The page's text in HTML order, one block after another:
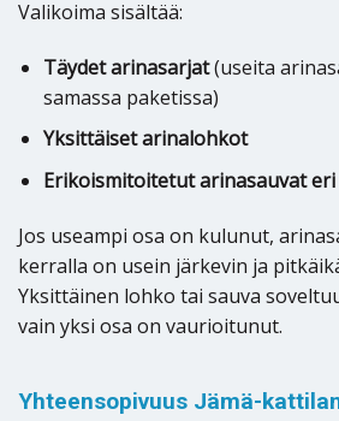
Valikoima sisältää:
Täydet arinasarjat(useita
samassa paketissa)
Yksittäiset arinalohkot
Erikoismitoitetut arinasauvat
Jos useampi osa on kulunut,
kerralla on usein järkevin ja
Yksittäinen lohko tai sauva
vain yksi osa on vaurioitunut.
Yhteensopivuus Jämä-